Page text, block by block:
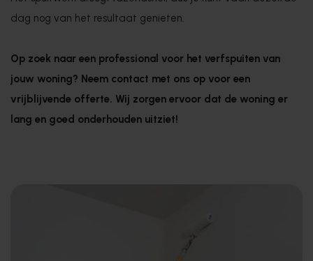
dag nog van het resultaat genieten.
Op zoek naar een professional voor het verfspuiten van
jouw woning? Neem contact met ons op voor een
vrijblijvende offerte. Wij zorgen ervoor dat de woning er
lang en goed onderhouden uitziet!